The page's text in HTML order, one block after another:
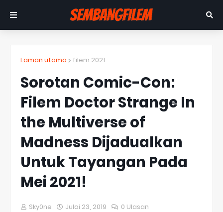
Laman utama filem 2021
Sorotan Comic-Con:
Filem Doctor Strange In
the Multiverse of
Madness Dijadualkan
Untuk Tayangan Pada
Mei 2021!
Sky0ne Julai 23, 2019 0 Ulasan